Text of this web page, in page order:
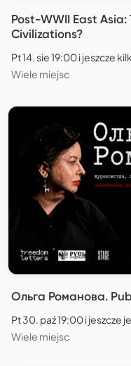
Post-WWII East
Civilizations?
Pt 14. sie 19:00 i jeszcze
Wiele miejsc
Ольга Романова.
Pt 30. paź 19:00 i jeszcze
Wiele miejsc